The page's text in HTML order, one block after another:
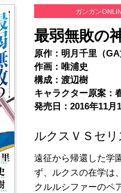
ガンガン
最弱無敗の
原作：明月千里（
作画：唯浦史
構成：渡辺樹
キャラクター原案：
発売日：2016年11月
ルクスＶＳセ
遠征から帰還した学
ず、ルクスの在学は
クルルシファーのペ